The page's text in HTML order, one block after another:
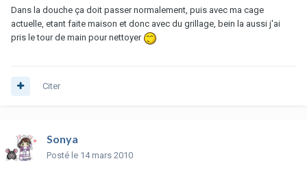
Dans la douche ça doit passer normalement, puis avec ma cage
actuelle, etant faite maison et donc avec du grillage, bein la aussi j'ai
pris le tour de main pour nettoyer
Citer
Sonya
Posté le 14 mars 2010